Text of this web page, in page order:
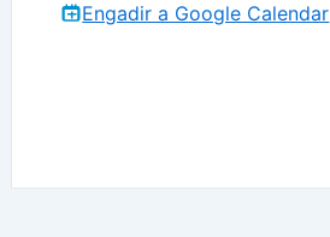
Engadir a Google Calendar